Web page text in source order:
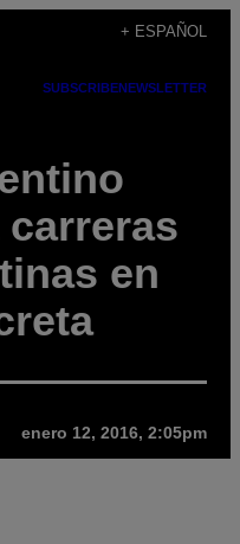
+ ESPAÑOL
SUBSCRIBENEWSLETTER
en
enero 12, 2016, 2:05pm